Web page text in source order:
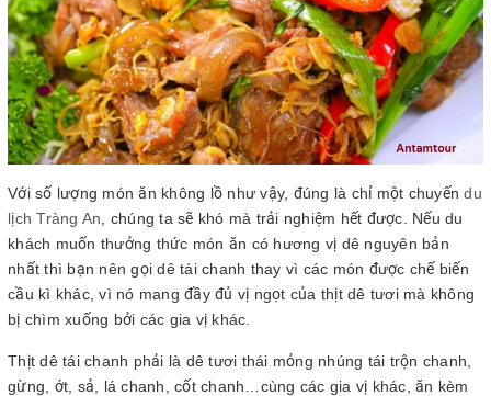
Với số lượng món ăn không lồ như vậy, đúng là chỉ một chuyếndu
lịch Tràng An , chúng ta sẽ khó mà trải nghiệm hết được. Nếu du
khách muốn thưởng thức món ăn có hương vị dê nguyên bản
nhất thì bạn nên gọi dê tái chanh thay vì các món được chế biến
cầu kì khác, vì nó mang đầy đủ vị ngọt của thịt dê tươi mà không
bị chìm xuống bởi các gia vị khác.
Thịt dê tái chanh phải là dê tươi thái mỏng nhúng tái trộn chanh,
gừng, ớt, sả, lá chanh, cốt chanh…cùng các gia vị khác, ăn kèm